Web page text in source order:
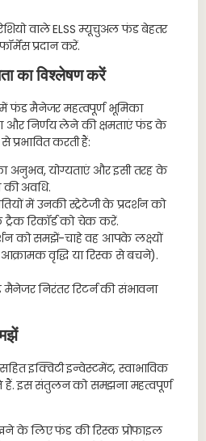
वाले ELSS म्यूचुअल फंड बेहतर
प्रदान करें.
का विश्लेषण करें
मैनेजर महत्वपूर्ण भूमिका
और निर्णय लेने की क्षमताएं फंड के
प्रभावित करती हैं:
अनुभव, योग्यताएं और इसी तरह के
अवधि.
में उनकी स्ट्रेटेजी के प्रदर्शन को
रिकॉर्ड को चेक करें.
को समझें-चाहे वह आपके लक्ष्यों
वृद्धि या रिस्क से बचने).
निरंतर रिटर्न की संभावना
इक्विटी इन्वेस्टमेंट, स्वाभाविक
इस संतुलन को समझना महत्वपूर्ण
के लिए फंड की रिस्क प्रोफाइल